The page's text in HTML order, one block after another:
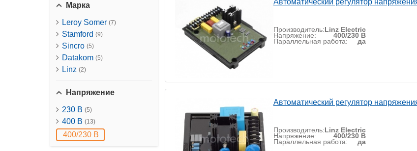
Марка
Leroy Somer (7)
Stamford (9)
Sincro (5)
Datakom (5)
Linz (2)
Напряжение
230 B (5)
400 B (13)
400/230 B
Автоматический регулятор
Производитель:Linz Electric
Напряжение: 400/230 В
Параллельная работа: да
Автоматический регулятор
Производитель:Linz Electric
Напряжение: 400/230 В
Параллельная работа: да